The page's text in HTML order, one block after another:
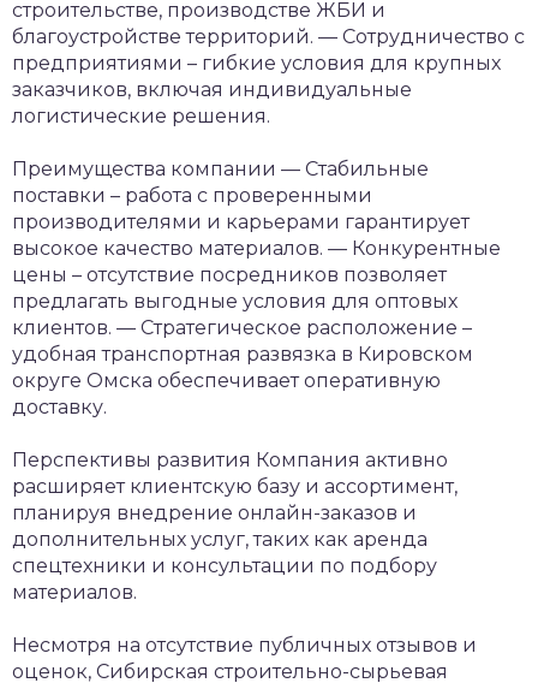
строительстве, производстве ЖБИ и
благоустройстве территорий. — Сотрудничество с
предприятиями – гибкие условия для крупных
заказчиков, включая индивидуальные
логистические решения.
Преимущества компании — Стабильные
поставки – работа с проверенными
производителями и карьерами гарантирует
высокое качество материалов. — Конкурентные
цены – отсутствие посредников позволяет
предлагать выгодные условия для оптовых
клиентов. — Стратегическое расположение –
удобная транспортная развязка в Кировском
округе Омска обеспечивает оперативную
доставку.
Перспективы развития Компания активно
расширяет клиентскую базу и ассортимент,
планируя внедрение онлайн-заказов и
дополнительных услуг, таких как аренда
спецтехники и консультации по подбору
материалов.
Несмотря на отсутствие публичных отзывов и
оценок, Сибирская строительно-сырьевая